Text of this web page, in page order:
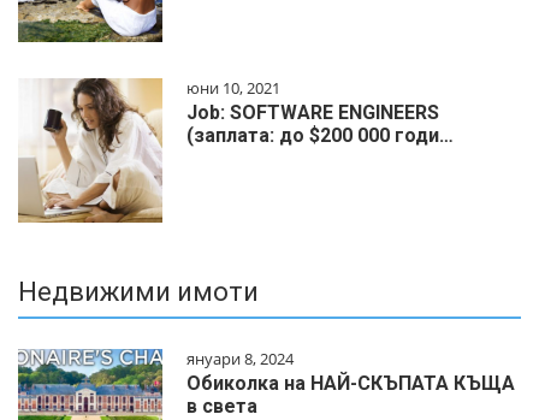
юни 10, 2021
Job: SOFTWARE ENGINEERS
(заплата: до $200 000 годи…
Недвижими имоти
януари 8, 2024
Обиколка на НАЙ-СКЪПАТА КЪЩА
в света